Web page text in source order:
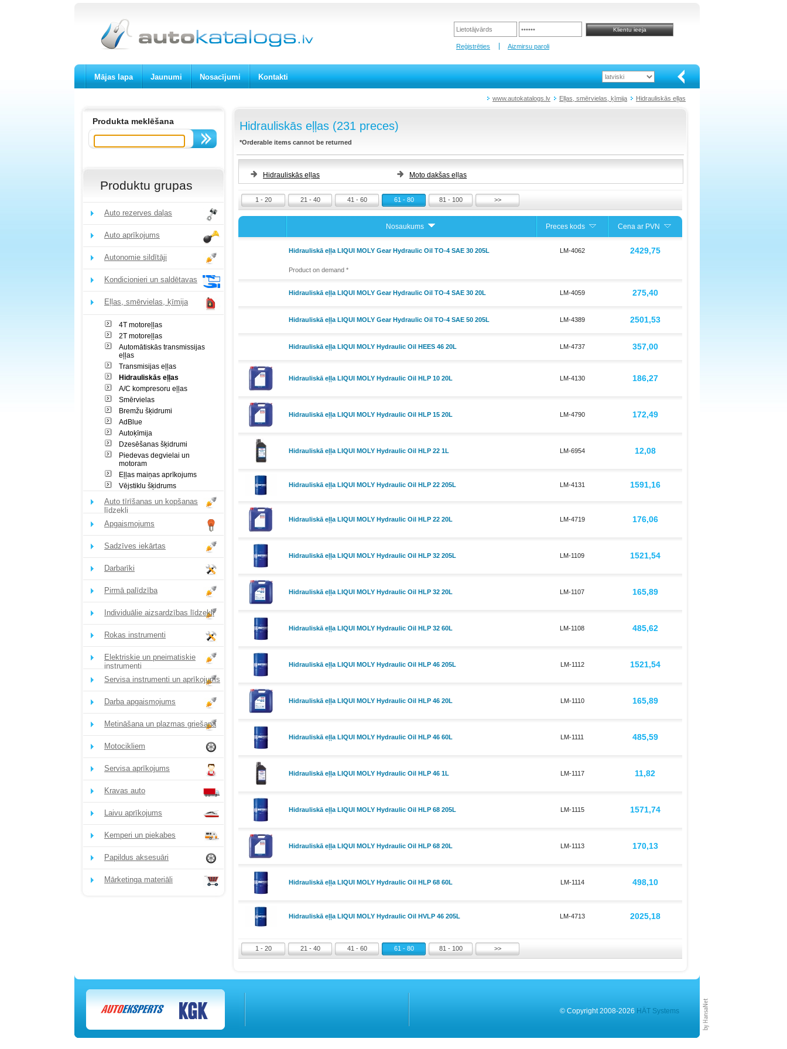
Reģistrēties Aizmirsu paroli
Mājas lapa Jaunumi Nosacījumi Kontakti
www.autokatalogs.lv Eļļas, smērvielas, ķīmija Hidrauliskās eļļas
Produkta meklēšana
Produktu grupas
Auto rezerves daļas
Auto aprīkojums
Autonomie sildītāji
Kondicionieri un saldētavas
Eļļas, smērvielas, ķīmija
4T motoreļļas
2T motoreļļas
Automātiskās transmissijas
eļļas
Transmisijas eļļas
Hidrauliskās eļļas
A/C kompresoru eļļas
Smērvielas
Bremžu šķidrumi
AdBlue
Autoķīmija
Dzesēšanas šķidrumi
Piedevas degvielai un
motoram
Eļļas maiņas aprīkojums
Vējstiklu šķidrums
Auto tīrīšanas un kopšanas
līdzekļi
Apgaismojums
Sadzīves iekārtas
Darbarīki
Pirmā palīdzība
Individuālie aizsardzības līdzekļi
Rokas instrumenti
Elektriskie un pneimatiskie
instrumenti
Servisa instrumenti un aprīkojums
Darba apgaismojums
Metināšana un plazmas griešana
Motocikliem
Servisa aprīkojums
Kravas auto
Laivu aprīkojums
Kemperi un piekabes
Papildus aksesuāri
Mārketinga materiāli
Hidrauliskās eļļas (231 preces)
*Orderable items cannot be returned
Hidrauliskās eļļas Moto dakšas eļļas
1 - 20 21 - 40 41 - 60 61 - 80 81 - 100 >>
Nosaukums Preces kods Cena ar PVN
Hidrauliskā eļļa LIQUI MOLY Gear Hydraulic Oil TO-4 SAE 30 205L LM-4062 2429,75
Product on demand *
Hidrauliskā eļļa LIQUI MOLY Gear Hydraulic Oil TO-4 SAE 30 20L LM-4059 275,40
Hidrauliskā eļļa LIQUI MOLY Gear Hydraulic Oil TO-4 SAE 50 205L LM-4389 2501,53
Hidrauliskā eļļa LIQUI MOLY Hydraulic Oil HEES 46 20L LM-4737 357,00
Hidrauliskā eļļa LIQUI MOLY Hydraulic Oil HLP 10 20L LM-4130 186,27
Hidrauliskā eļļa LIQUI MOLY Hydraulic Oil HLP 15 20L LM-4790 172,49
Hidrauliskā eļļa LIQUI MOLY Hydraulic Oil HLP 22 1L LM-6954 12,08
Hidrauliskā eļļa LIQUI MOLY Hydraulic Oil HLP 22 205L LM-4131 1591,16
Hidrauliskā eļļa LIQUI MOLY Hydraulic Oil HLP 22 20L LM-4719 176,06
Hidrauliskā eļļa LIQUI MOLY Hydraulic Oil HLP 32 205L LM-1109 1521,54
Hidrauliskā eļļa LIQUI MOLY Hydraulic Oil HLP 32 20L LM-1107 165,89
Hidrauliskā eļļa LIQUI MOLY Hydraulic Oil HLP 32 60L LM-1108 485,62
Hidrauliskā eļļa LIQUI MOLY Hydraulic Oil HLP 46 205L LM-1112 1521,54
Hidrauliskā eļļa LIQUI MOLY Hydraulic Oil HLP 46 20L LM-1110 165,89
Hidrauliskā eļļa LIQUI MOLY Hydraulic Oil HLP 46 60L LM-1111 485,59
Hidrauliskā eļļa LIQUI MOLY Hydraulic Oil HLP 46 1L LM-1117 11,82
Hidrauliskā eļļa LIQUI MOLY Hydraulic Oil HLP 68 205L LM-1115 1571,74
Hidrauliskā eļļa LIQUI MOLY Hydraulic Oil HLP 68 20L LM-1113 170,13
Hidrauliskā eļļa LIQUI MOLY Hydraulic Oil HLP 68 60L LM-1114 498,10
Hidrauliskā eļļa LIQUI MOLY Hydraulic Oil HVLP 46 205L LM-4713 2025,18
1 - 20 21 - 40 41 - 60 61 - 80 81 - 100 >>
© Copyright 2008-2026 HÄT Systems